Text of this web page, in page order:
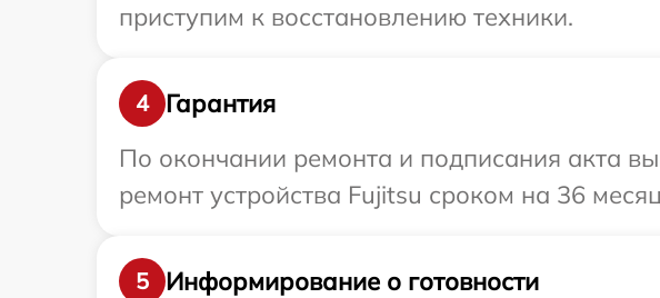
приступим к восстановлению техники.
4
Гарантия
По окончании ремонта и подписания акта
ремонт устройства Fujitsu сроком на 36
5
Информирование о готовности